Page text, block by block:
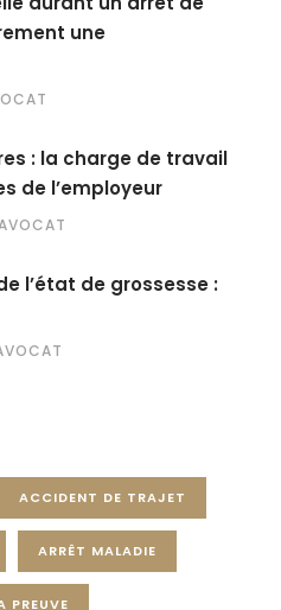
une
: la charge de travail
de l’employeur
l’état de grossesse :
ACCIDENT DE TRAJET
ARRÊT MALADIE
PREUVE